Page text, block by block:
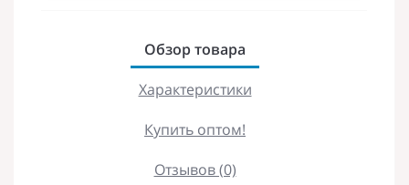
Обзор товара
Характеристики
Купить оптом!
Отзывов (0)